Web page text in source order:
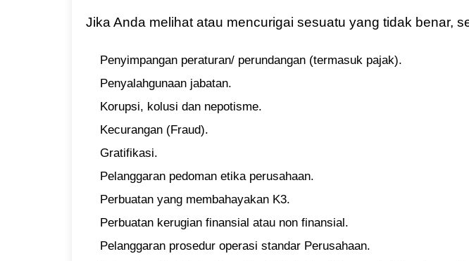
Jika Anda melihat atau mencurigai sesuatu yang tidak benar,
Penyimpangan peraturan/ perundangan (termasuk pajak).
Penyalahgunaan jabatan.
Korupsi, kolusi dan nepotisme.
Kecurangan (Fraud).
Gratifikasi.
Pelanggaran pedoman etika perusahaan.
Perbuatan yang membahayakan K3.
Perbuatan kerugian finansial atau non finansial.
Pelanggaran prosedur operasi standar Perusahaan.